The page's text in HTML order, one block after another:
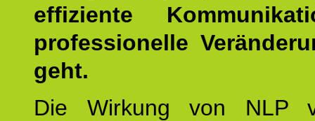
effiziente
professionelle
geht.
Die Wirkung von NLP